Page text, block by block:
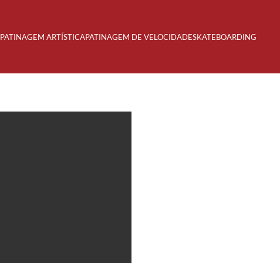
PATINAGEM ARTÍSTICAPATINAGEM DE VELOCIDADESKATEBOARDING